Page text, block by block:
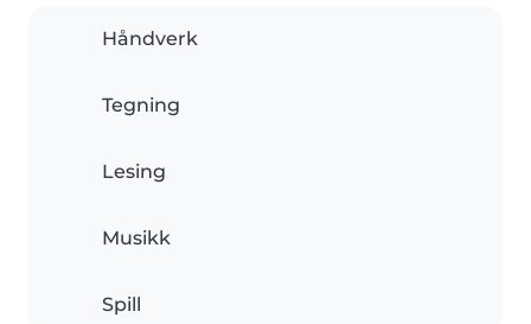
Håndverk
Tegning
Lesing
Musikk
Spill